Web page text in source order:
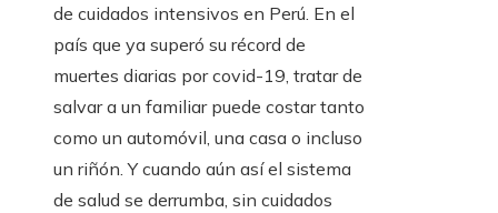
de cuidados intensivos en Perú. En el
país que ya superó su récord de
muertes diarias por covid-19, tratar de
salvar a un familiar puede costar tanto
como un automóvil, una casa o incluso
un riñón. Y cuando aún así el sistema
de salud se derrumba, sin cuidados